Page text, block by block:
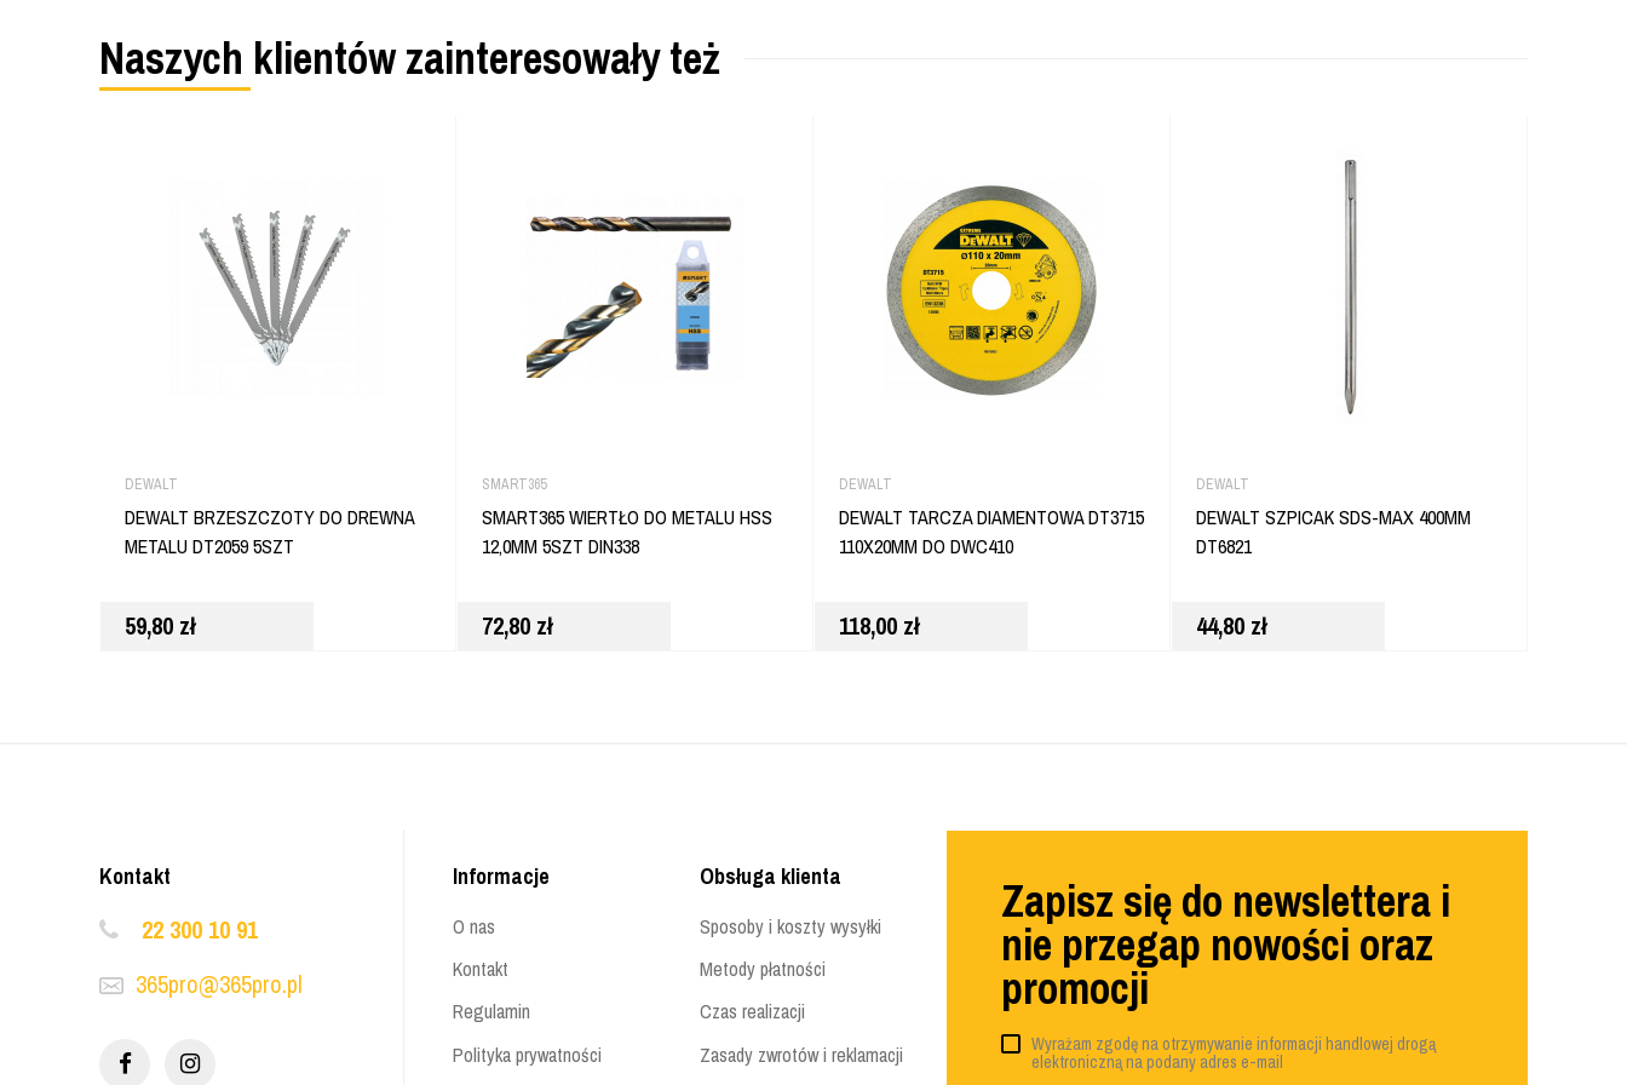
Naszych klientów zainteresowały też
DEWALT
DEWALT BRZESZCZOTY DO DREWNA
METALU DT2059 5SZT
59,80 zł
SMART365
SMART365 WIERTŁO DO METALU HSS
12,0MM 5SZT DIN338
72,80 zł
DEWALT
DEWALT TARCZA DIAMENTOWA DT3715
110X20MM DO DWC410
118,00 zł
DEWALT
DEWALT SZPICAK SDS-MAX 400MM
DT6821
44,80 zł
Zapisz się do newslettera i
nie przegap nowości oraz
promocji
Wyrażam zgodę na otrzymywanie informacji handlowej drogą
elektroniczną na podany adres e-mail
Informacje
O nas
Kontakt
Regulamin
Polityka prywatności
Obsługa klienta
Sposoby i koszty wysyłki
Metody płatności
Czas realizacji
Zasady zwrotów i reklamacji
Kontakt
22 300 10 91
365pro@365pro.pl